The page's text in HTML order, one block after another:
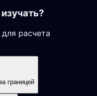
расчета
границей